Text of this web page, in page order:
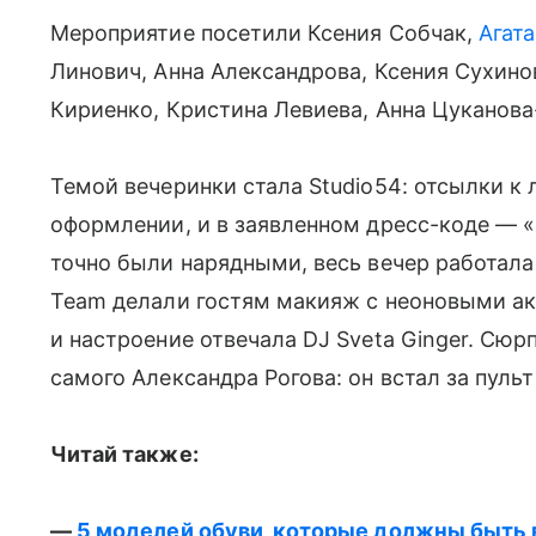
Мероприятие посетили Ксения Собчак, Агата
Линович, Анна Александрова, Ксения
Кириенко, Кристина Левиева, Анна
Темой вечеринки стала Studio54: отсылки
оформлении, и в заявленном дресс-коде —
точно были нарядными, весь вечер
Team делали гостям макияж с неоновыми
и настроение отвечала DJ Sveta Ginger.
самого Александра Рогова: он встал за
Читай также:
— 5 моделей обуви, которые должны быть